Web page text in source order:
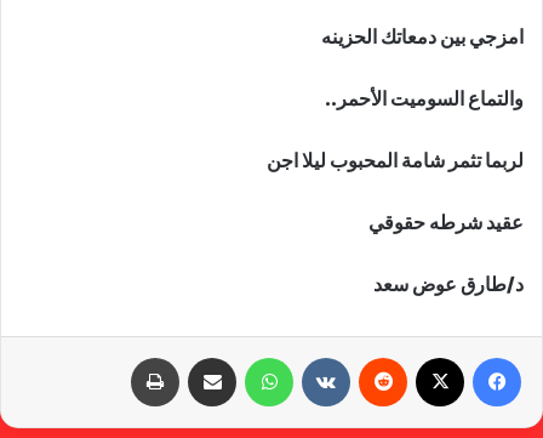
امزجي بين دمعاتك الحزينه
والتماع السوميت الأحمر..
لربما تثمر شامة المحبوب ليلا اجن
عقيد شرطه حقوقي
د/طارق عوض سعد
واتساب